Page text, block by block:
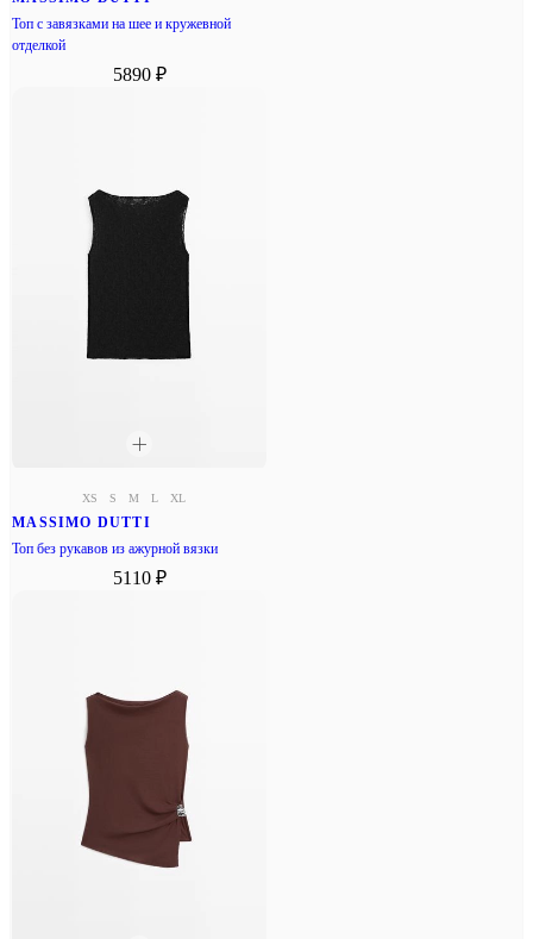
Топ с завязками на шее и кружевной
отделкой
5890 ₽
XS S M L XL
MASSIMO DUTTI
Топ без рукавов из ажурной вязки
5110 ₽